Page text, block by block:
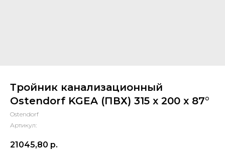
Тройник канализационный
Ostendorf KGEA (ПВХ) 315 x 200 x 87°
Ostendorf
Артикул:
21045,80 р.